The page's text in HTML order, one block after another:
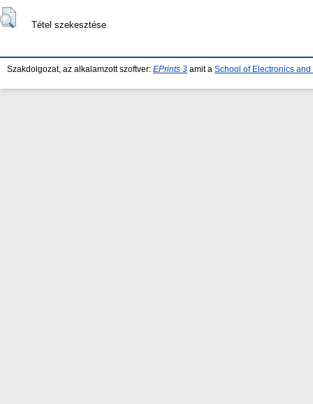
Tétel szekesztése
Szakdolgozat, az alkalamzott szoftver: EPrints 3 amit a School of Electronics